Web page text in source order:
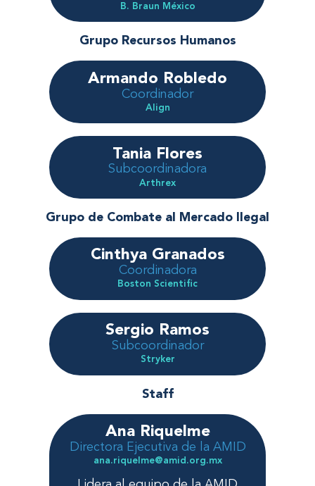
B. Braun México
Grupo Recursos Humanos
Armando Robledo
Coordinador
Align
Tania Flores
Subcoordinadora
Arthrex
Grupo de Combate al Mercado Ilegal
Cinthya Granados
Coordinadora
Boston Scientific
Sergio Ramos
Subcoordinador
Stryker
Staff
Ana Riquelme
Directora Ejecutiva de la AMID
ana.riquelme@amid.org.mx